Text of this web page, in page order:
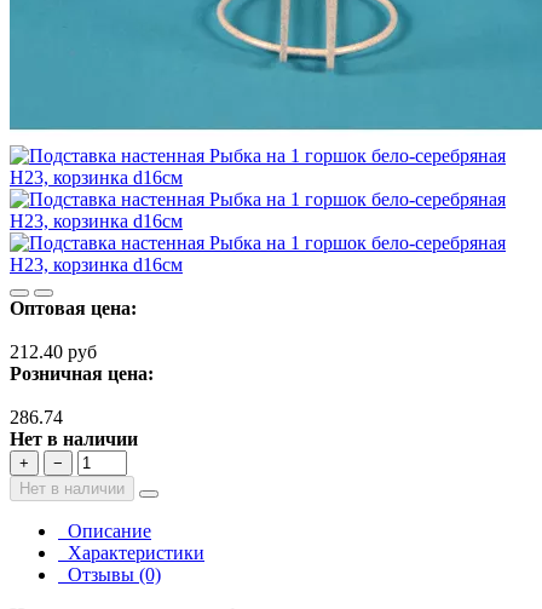
Оптовая цена:
212.40 руб
Розничная цена:
286.74
Нет в наличии
+
−
Нет в наличии
Описание
Характеристики
Отзывы (0)